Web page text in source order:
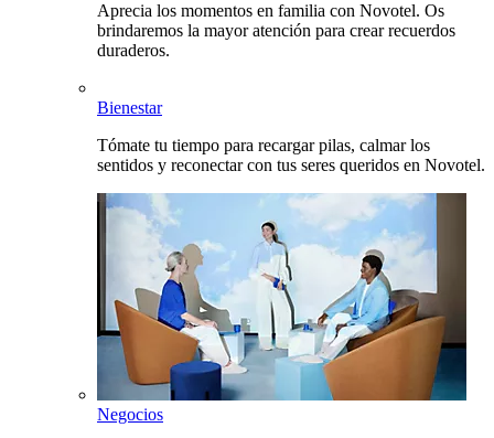
Aprecia los momentos en familia con Novotel. Os
brindaremos la mayor atención para crear recuerdos
duraderos.
Bienestar
Tómate tu tiempo para recargar pilas, calmar los
sentidos y reconectar con tus seres queridos en Novotel.
Negocios